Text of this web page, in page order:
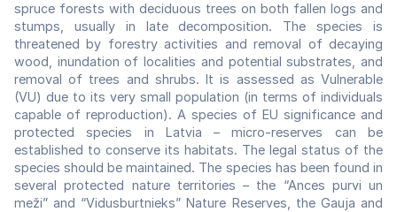
spruce forests with deciduous trees on both fallen logs and
stumps, usually in late decomposition. The species is
threatened by forestry activities and removal of decaying
wood, inundation of localities and potential substrates, and
removal of trees and shrubs. It is assessed as Vulnerable
(VU) due to its very small population (in terms of individuals
capable of reproduction). A species of EU significance and
protected species in Latvia – micro-reserves can be
established to conserve its habitats. The legal status of the
species should be maintained. The species has been found in
several protected nature territories – the “Ances purvi un
meži” and “Vidusburtnieks” Nature Reserves, the Gauja and